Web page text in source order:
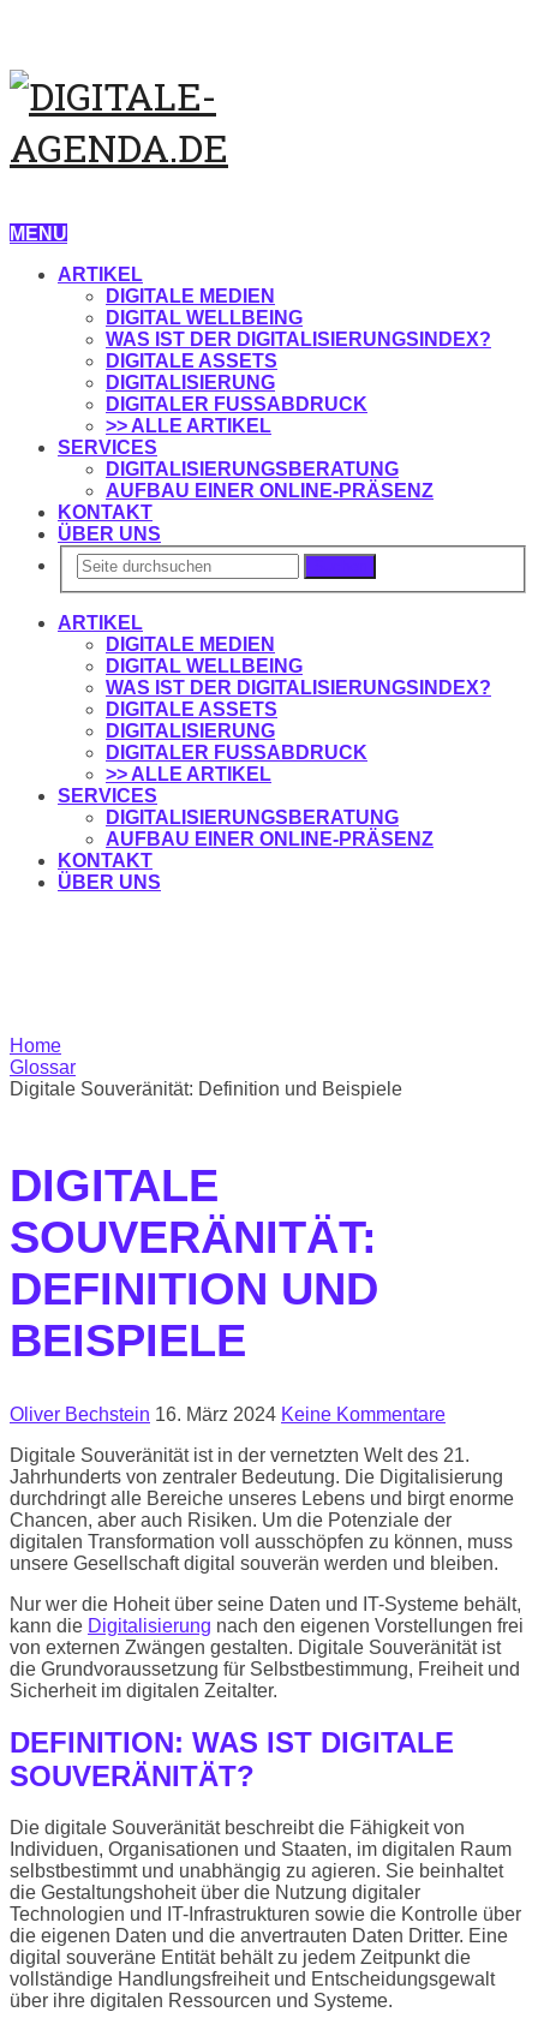
MENU
ARTIKEL
DIGITALE MEDIEN
DIGITAL WELLBEING
WAS IST DER DIGITALISIERUNGSINDEX?
DIGITALE ASSETS
DIGITALISIERUNG
DIGITALER FUSSABDRUCK
>> ALLE ARTIKEL
SERVICES
DIGITALISIERUNGSBERATUNG
AUFBAU EINER ONLINE-PRÄSENZ
KONTAKT
ÜBER UNS
ARTIKEL
DIGITALE MEDIEN
DIGITAL WELLBEING
WAS IST DER DIGITALISIERUNGSINDEX?
DIGITALE ASSETS
DIGITALISIERUNG
DIGITALER FUSSABDRUCK
>> ALLE ARTIKEL
SERVICES
DIGITALISIERUNGSBERATUNG
AUFBAU EINER ONLINE-PRÄSENZ
KONTAKT
ÜBER UNS
Home
Glossar
Digitale Souveränität: Definition und Beispiele
DIGITALE
SOUVERÄNITÄT:
DEFINITION UND
BEISPIELE
Oliver Bechstein 16. März 2024 Keine Kommentare
Digitale Souveränität ist in der vernetzten Welt des 21.
Jahrhunderts von zentraler Bedeutung. Die Digitalisierung
durchdringt alle Bereiche unseres Lebens und birgt enorme
Chancen, aber auch Risiken. Um die Potenziale der
digitalen Transformation voll ausschöpfen zu können, muss
unsere Gesellschaft digital souverän werden und bleiben.
Nur wer die Hoheit über seine Daten und IT-Systeme behält,
kann die Digitalisierung nach den eigenen Vorstellungen frei
von externen Zwängen gestalten. Digitale Souveränität ist
die Grundvoraussetzung für Selbstbestimmung, Freiheit und
Sicherheit im digitalen Zeitalter.
DEFINITION: WAS IST DIGITALE
SOUVERÄNITÄT?
Die digitale Souveränität beschreibt die Fähigkeit von
Individuen, Organisationen und Staaten, im digitalen Raum
selbstbestimmt und unabhängig zu agieren. Sie beinhaltet
die Gestaltungshoheit über die Nutzung digitaler
Technologien und IT-Infrastrukturen sowie die Kontrolle über
die eigenen Daten und die anvertrauten Daten Dritter. Eine
digital souveräne Entität behält zu jedem Zeitpunkt die
vollständige Handlungsfreiheit und Entscheidungsgewalt
über ihre digitalen Ressourcen und Systeme.